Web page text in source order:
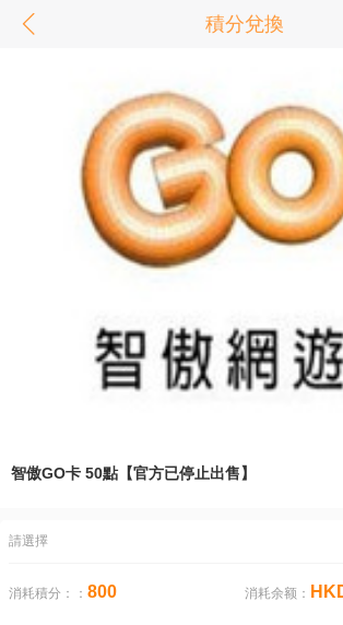
積分兌換
智傲GO卡 50點【官方已停止出售】
請選擇
消耗積分：： 800 消耗余额：